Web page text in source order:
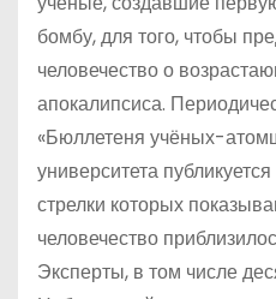
бомбу, для того, чтобы
человечество о
апокалипсиса.
«Бюллетеня учёных-
университета
стрелки которых
человечество
Эксперты, в том числе